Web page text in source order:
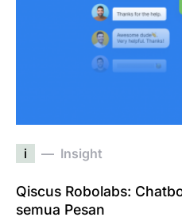
i Insight
Qiscus Robolabs:
semua Pesan